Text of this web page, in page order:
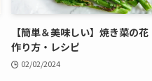
【簡単＆美味しい】焼き菜の花
作り方・レシピ
02/02/2024